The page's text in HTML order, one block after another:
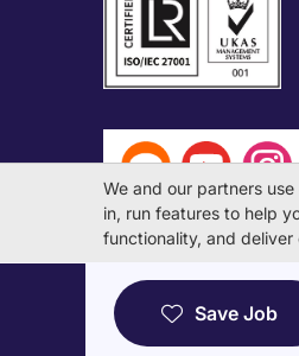
Save Job
© Michael Page
License Number: 13-ユ
We and our partners
in, run features to help
functionality, and